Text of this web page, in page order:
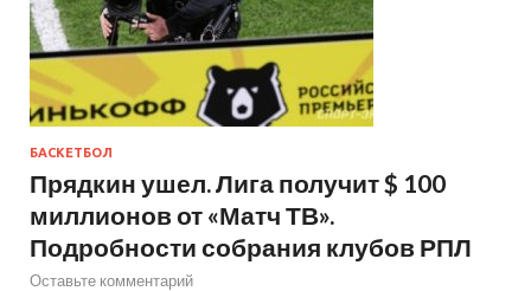
БАСКЕТБОЛ
Прядкин ушел. Лига получит $ 100
миллионов от «Матч ТВ».
Подробности собрания клубов РПЛ
Оставьте комментарий